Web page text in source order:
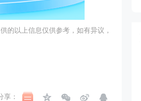
的以上信息仅供参考，如有异议，
享：